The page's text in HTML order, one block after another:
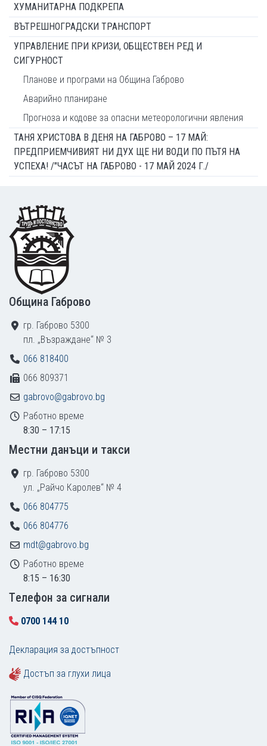
ХУМАНИТАРНА ПОДКРЕПА
ВЪТРЕШНОГРАДСКИ ТРАНСПОРТ
УПРАВЛЕНИЕ ПРИ КРИЗИ, ОБЩЕСТВЕН РЕД И
СИГУРНОСТ
Планове и програми на Община Габрово
Аварийно планиране
Прогноза и кодове за опасни метеорологични явления
ТАНЯ ХРИСТОВА В ДЕНЯ НА ГАБРОВО – 17 МАЙ:
ПРЕДПРИЕМЧИВИЯТ НИ ДУХ ЩЕ НИ ВОДИ ПО ПЪТЯ НА
УСПЕХА! /"ЧАСЪТ НА ГАБРОВО - 17 МАЙ 2024 Г./
Footer
Община Габрово
гр. Габрово 5300
пл. „Възраждане“ № 3
066 818400
066 809371
gabrovo@gabrovo.bg
Работно време
8:30 – 17:15
Местни данъци и такси
гр. Габрово 5300
ул. „Райчо Каролев“ № 4
066 804775
066 804776
mdt@gabrovo.bg
Работно време
8:15 – 16:30
Tелефон за сигнали
0700 144 10
Декларация за достъпност
Достъп за глухи лица